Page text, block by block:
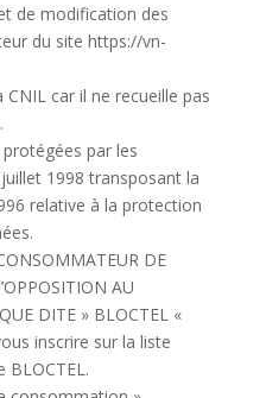
de modification des
du site https://vn-
CNIL car il ne recueille pas
par les
1998 transposant la
relative à la protection
DE
AU
DITE » BLOCTEL «
inscrire sur la liste
BLOCTEL.